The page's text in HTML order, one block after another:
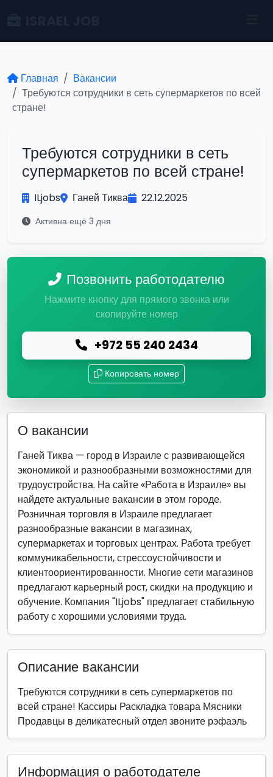
Главная
Вакансии
Требуются сотрудники в сеть супермаркетов по всей
стране!
Требуются сотрудники в сеть
супермаркетов по всей стране!
ILjobs Ганей Тиква 22.12.2025
Активна ещё 3 дня
Позвонить работодателю
Нажмите кнопку для прямого звонка или
скопируйте номер
+972 55 240 2434
Копировать номер
О вакансии
Ганей Тиква — город в Израиле с развивающейся
экономикой и разнообразными возможностями для
трудоустройства. На сайте «Работа в Израиле» вы
найдете актуальные вакансии в этом городе.
Розничная торговля в Израиле предлагает
разнообразные вакансии в магазинах,
супермаркетах и торговых центрах. Работа требует
коммуникабельности, стрессоустойчивости и
клиентоориентированности. Многие сети магазинов
предлагают карьерный рост, скидки на продукцию и
обучение. Компания "ILjobs" предлагает стабильную
работу с хорошими условиями труда.
Описание вакансии
Требуются сотрудники в сеть супермаркетов по
всей стране! Кассиры Раскладка товара Мясники
Продавцы в деликатесный отдел звоните рэфаэль
Информация о работодателе